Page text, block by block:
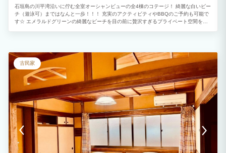
石垣島の川平湾沿いに佇む全室オーシャンビューの全4棟のコテージ！ 綺麗な白いビー
チ（遊泳可）まではなんと一歩！！！ 充実のアクティビティやBBQのご予約も可能で
す☆ エメラルドグリーンの綺麗なビーチを目の前に贅沢すぎるプライベート空間をお
古民家